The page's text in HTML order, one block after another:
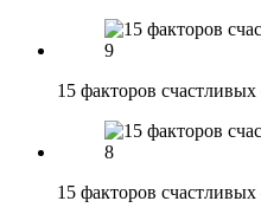
15 факторов
15 факторов